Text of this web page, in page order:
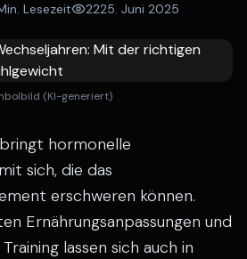
Lesezeit 2225. Juni 2025
(KI-generiert)
hormonelle
sich, die das
erschweren können.
Ernährungsanpassungen und
lassen sich auch in